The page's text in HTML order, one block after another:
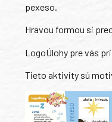
pexeso.
Hravou formou si
LogoÚlohy pre vás
Tieto aktivity sú